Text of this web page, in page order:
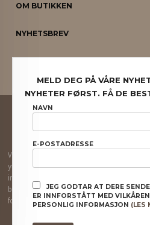
OM BUTIKKEN
NYHETSBREV
PARTNERE
FRAKT
Vår nettbutikk bruker cookies slik at du får
yte deg bedre service. Vi bruker cookies
innloggingsdetaljer og huske hva du har
bruke siden som normalt om du godtar
for cookies.
MELD DEG PÅ VÅRE
NYHETER FØRST. FÅ DE
NAVN
E-POSTADRESSE
JEG GODTAR AT DERE
ER INNFORSTÅTT MED
PERSONLIG INFORMASJON (LES